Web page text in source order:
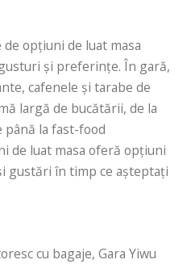
opțiuni de luat masa
și preferințe. În gară,
cafenele și tarabe de
largă de bucătării, de la
până la fast-food
de luat masa oferă opțiuni
gustări în timp ce așteptați
cu bagaje, Gara Yiwu